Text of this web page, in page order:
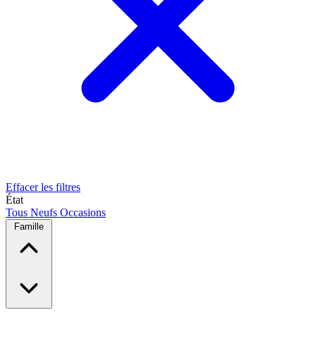
Effacer les filtres
État
Tous Neufs Occasions
Famille